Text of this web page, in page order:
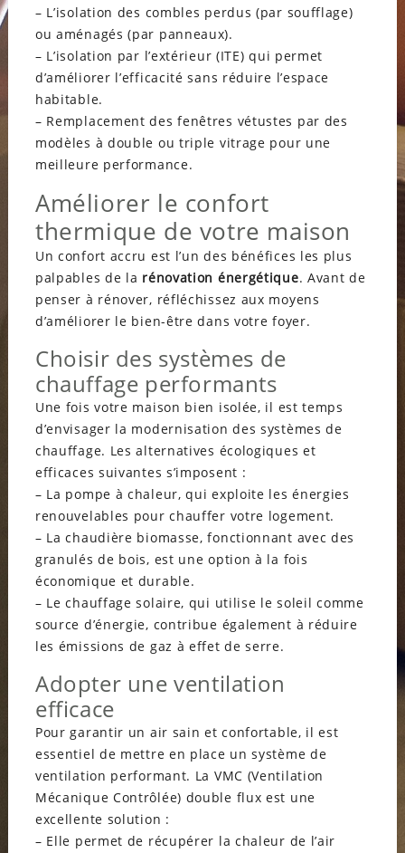
– L’isolation des combles perdus (par soufflage)
ou aménagés (par panneaux).
– L’isolation par l’extérieur (ITE) qui permet
d’améliorer l’efficacité sans réduire l’espace
habitable.
– Remplacement des fenêtres vétustes par des
modèles à double ou triple vitrage pour une
meilleure performance.
Améliorer le confort
thermique de votre maison
Un confort accru est l’un des bénéfices les plus
palpables de la rénovation énergétique. Avant de
penser à rénover, réfléchissez aux moyens
d’améliorer le bien-être dans votre foyer.
Choisir des systèmes de
chauffage performants
Une fois votre maison bien isolée, il est temps
d’envisager la modernisation des systèmes de
chauffage. Les alternatives écologiques et
efficaces suivantes s’imposent :
– La pompe à chaleur, qui exploite les énergies
renouvelables pour chauffer votre logement.
– La chaudière biomasse, fonctionnant avec des
granulés de bois, est une option à la fois
économique et durable.
– Le chauffage solaire, qui utilise le soleil comme
source d’énergie, contribue également à réduire
les émissions de gaz à effet de serre.
Adopter une ventilation
efficace
Pour garantir un air sain et confortable, il est
essentiel de mettre en place un système de
ventilation performant. La VMC (Ventilation
Mécanique Contrôlée) double flux est une
excellente solution :
– Elle permet de récupérer la chaleur de l’air